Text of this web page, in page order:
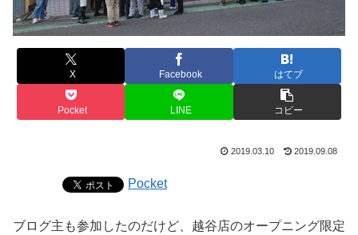
X Facebook はてブ
Pocket LINE コピー
2019.03.10 2019.09.08
Pocket
ブログ主も参加したのだけど、越谷店のオープニング限定